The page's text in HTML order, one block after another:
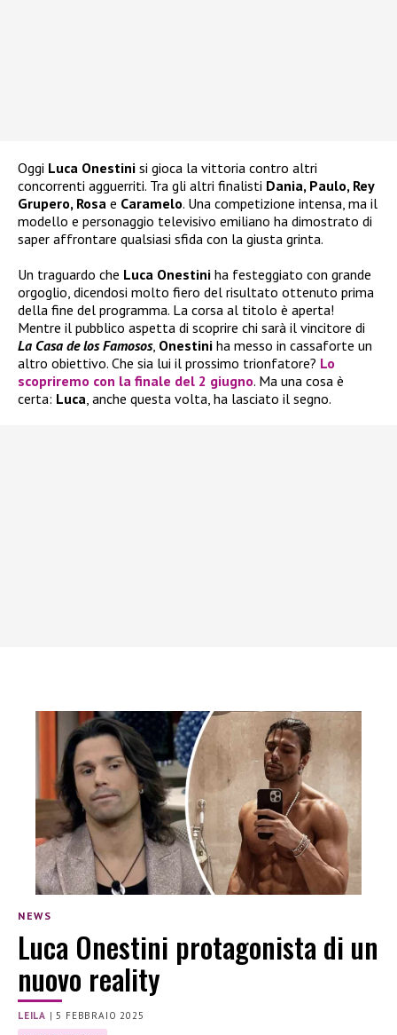
Oggi Luca Onestini si gioca la vittoria contro altri
concorrenti agguerriti. Tra gli altri finalisti Dania, Paulo, Rey
Grupero, Rosa e Caramelo. Una competizione intensa, ma il
modello e personaggio televisivo emiliano ha dimostrato di
saper affrontare qualsiasi sfida con la giusta grinta.
Un traguardo che Luca Onestini ha festeggiato con grande
orgoglio, dicendosi molto fiero del risultato ottenuto prima
della fine del programma. La corsa al titolo è aperta!
Mentre il pubblico aspetta di scoprire chi sarà il vincitore di
La Casa de los Famosos, Onestini ha messo in cassaforte un
altro obiettivo. Che sia lui il prossimo trionfatore? Lo
scopriremo con la finale del 2 giugno. Ma una cosa è
certa: Luca, anche questa volta, ha lasciato il segno.
NEWS
Luca Onestini protagonista di un
nuovo reality
LEILA |5 FEBBRAIO 2025